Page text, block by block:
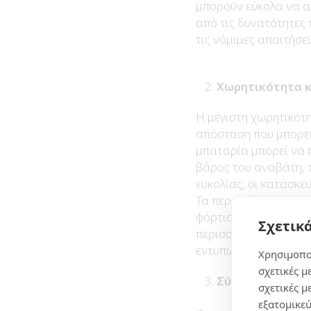
μπορούν εύκολα να
από τις
τις νόμιμες
Χωρητικότητα
Η μέγιστη
απόσταση που
μπαταρία μπορεί να
βάρος του αναβάτη,
ευκολίας, οι
Τα περισσότερα
φόρτιση. Άλλα
περισσότερο. Η
εντυπωσιακή
Σύστημα
σχετικές
σχετικές